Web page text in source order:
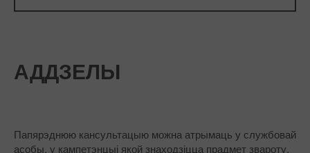
АДДЗЕЛЫ
Папярэднюю кансультацыю можна атрымаць у службовай
асобы, у кампетэнцыі якой знаходзіцца прадмет звароту.